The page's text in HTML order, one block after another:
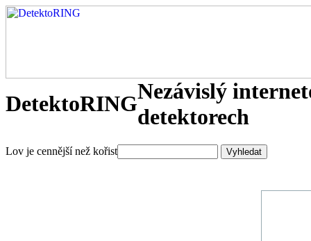
DetektoRINGNezávislý
detektorech
Lov je cennější než kořist